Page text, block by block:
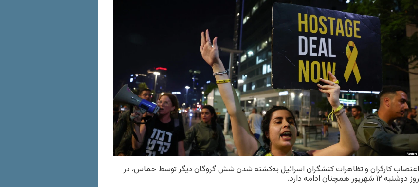
اعتصاب کارگران و تظاهرات کنشگران اسرائیل به‌کشته شدن شش گروگان دیگر توسط حماس، در
روز دوشنبه ۱۲ شهریور همچنان ادامه دارد.